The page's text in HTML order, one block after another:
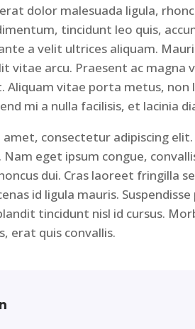
dolor malesuada ligula,
tincidunt leo quis,
a velit ultrices aliquam.
vitae arcu. Praesent ac magna
vitae porta metus,
mi a nulla facilisis, et lacinia
consectetur adipiscing
eget ipsum congue,
dui. Cras laoreet fringilla
id ligula mauris.
tincidunt nisl id cursus.
erat quis convallis.